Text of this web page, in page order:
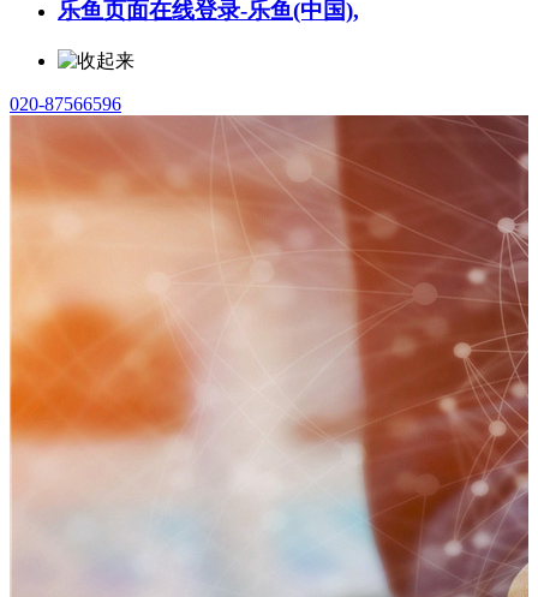
乐鱼页面在线登录-乐鱼(中国),
020-87566596